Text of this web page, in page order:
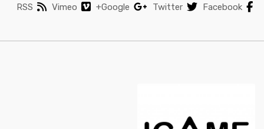
Facebook
Twitter
Google+
Vimeo
RSS